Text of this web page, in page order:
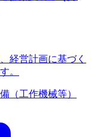
経営計画に基づく
。
（工作機械等）